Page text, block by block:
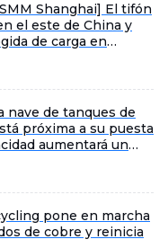
Shanghai] El tifón
el este de China y
de carga en
nave de tanques de
próxima a su puesta
aumentará un
pone en marcha
de cobre y reinicia